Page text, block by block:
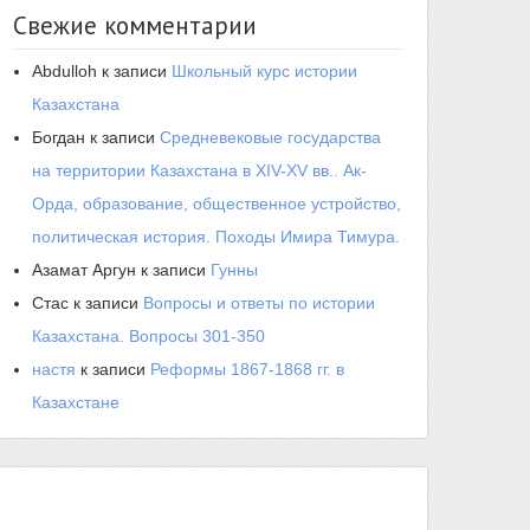
Свежие комментарии
Abdulloh к записи Школьный курс истории
Казахстана
Богдан к записи Средневековые государства
на территории Казахстана в XIV-XV вв.. Ак-
Орда, образование, общественное устройство,
политическая история. Походы Имира Тимура.
Азамат Аргун к записи Гунны
Стас к записи Вопросы и ответы по истории
Казахстана. Вопросы 301-350
настя к записи Реформы 1867-1868 гг. в
Казахстане